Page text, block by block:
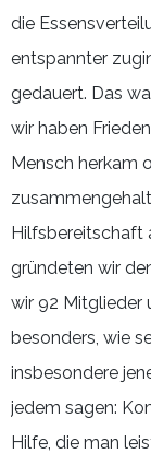
die
entspannter
gedauert. Das
wir haben
Mensch herkam
Hilfsbereitschaft
gründeten wir
wir 92 Mitglieder
besonders, wie
insbesondere
jedem sagen:
Hilfe, die man